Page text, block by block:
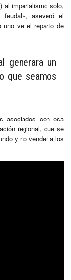
al imperialismo solo,
feudal», aseveró el
uno ve el reparto de
generara un
que seamos
asociados con esa
regional, que se
y no vender a los